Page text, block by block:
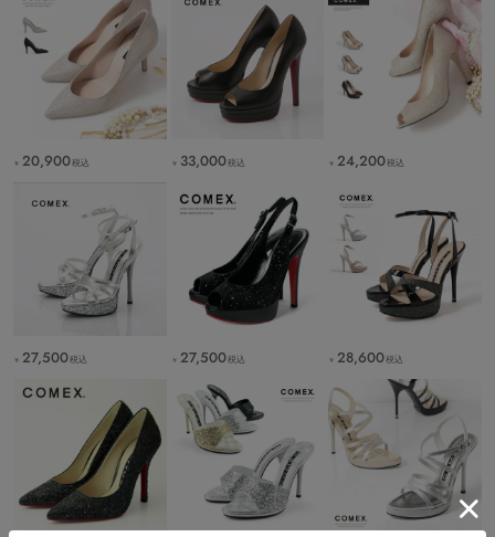
￥ 20,900税込 ￥ 33,000税込 ￥ 24,200税込
￥ 27,500税込 ￥ 27,500税込 ￥ 28,600税込